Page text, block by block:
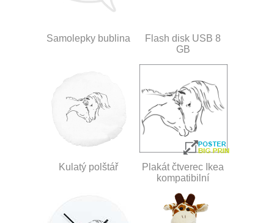
Samolepky bublina
Flash disk USB 8
GB
Kulatý polštář
Plakát čtverec Ikea
kompatibilní